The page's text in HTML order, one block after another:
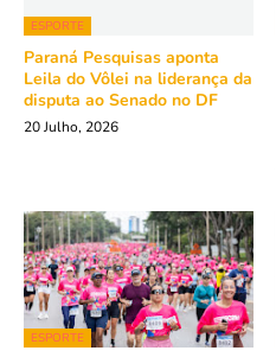
ESPORTE
Paraná Pesquisas aponta
Leila do Vôlei na liderança da
disputa ao Senado no DF
20 Julho, 2026
ESPORTE